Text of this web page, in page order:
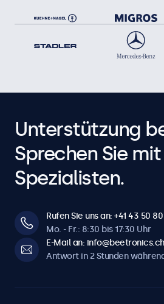
Unterstützung
Sprechen Sie
Spezialisten.
Rufen Sie uns an: +41 43 50
Mo. - Fr.: 8:30 bis 17:30 Uhr
E-Mail an: info@beetronics.ch
Antwort in 2 Stunden